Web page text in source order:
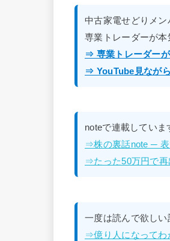
中古家電せどりメ
専業トレーダーが本
⇒ 専業トレーダー
⇒ YouTube見なが
noteで連載していま
⇒株の裏話note ─ 表
⇒たった50万円で再
一度は読んで欲しい
⇒億り人になってわ